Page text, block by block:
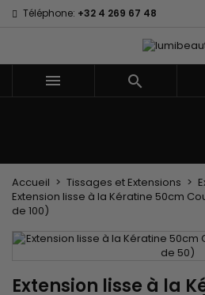
Téléphone: +32 4 269 67 48
 
Accueil Tissages et Extensions
Extension lisse à la Kératine 50cm
de 100)
Extension lisse à la